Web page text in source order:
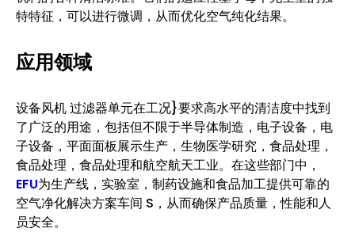
特特征，可以进行微调，从而优化空气纯化结果。
应用领域
设备风机 过滤器单元在工况}要求高水平的清洁度中找到
了广泛的用途，包括但不限于半导体制造，电子设备，电
子设备，平面面板展示生产，生物医学研究，食品处理，
食品处理，食品处理和航空航天工业。在这些部门中，
EFU为生产线，实验室，制药设施和食品加工提供可靠的
空气净化解决方案车间 S，从而确保产品质量，性能和人
员安全。